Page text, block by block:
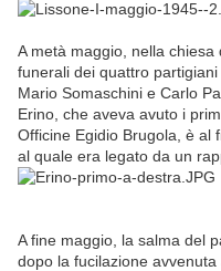
A metà maggio, nella
funerali dei quattro
Mario Somaschini e Carlo
Erino, che aveva avuto i
Officine Egidio Brugola, è al
al quale era legato da un
A fine maggio, la salma del
dopo la fucilazione